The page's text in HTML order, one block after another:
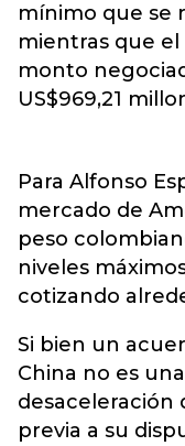
mínimo que se
mientras que el
monto
US$969,21
Para Alfonso
mercado de
peso
niveles
cotizando
Si bien un
China no es
desaceleración
previa a su